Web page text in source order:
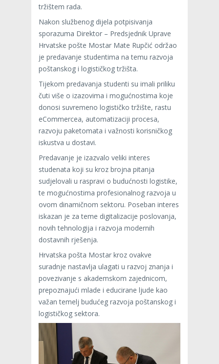
tržištem rada.
Nakon službenog dijela potpisivanja
sporazuma Direktor – Predsjednik Uprave
Hrvatske pošte Mostar Mate Rupčić održao
je predavanje studentima na temu razvoja
poštanskog i logističkog tržišta.
Tijekom predavanja studenti su imali priliku
čuti više o izazovima i mogućnostima koje
donosi suvremeno logističko tržište, rastu
eCommercea, automatizaciji procesa,
razvoju paketomata i važnosti korisničkog
iskustva u dostavi.
Predavanje je izazvalo veliki interes
studenata koji su kroz brojna pitanja
sudjelovali u raspravi o budućnosti logistike,
te mogućnostima profesionalnog razvoja u
ovom dinamičnom sektoru. Poseban interes
iskazan je za teme digitalizacije poslovanja,
novih tehnologija i razvoja modernih
dostavnih rješenja.
Hrvatska pošta Mostar kroz ovakve
suradnje nastavlja ulagati u razvoj znanja i
povezivanje s akademskom zajednicom,
prepoznajući mlade i educirane ljude kao
važan temelj budućeg razvoja poštanskog i
logističkog sektora.